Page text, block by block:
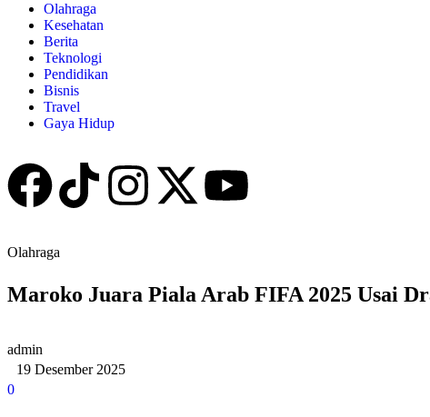
Olahraga
Kesehatan
Berita
Teknologi
Pendidikan
Bisnis
Travel
Gaya Hidup
Olahraga
Maroko Juara Piala Arab FIFA 2025 Usai
admin
19 Desember 2025
0